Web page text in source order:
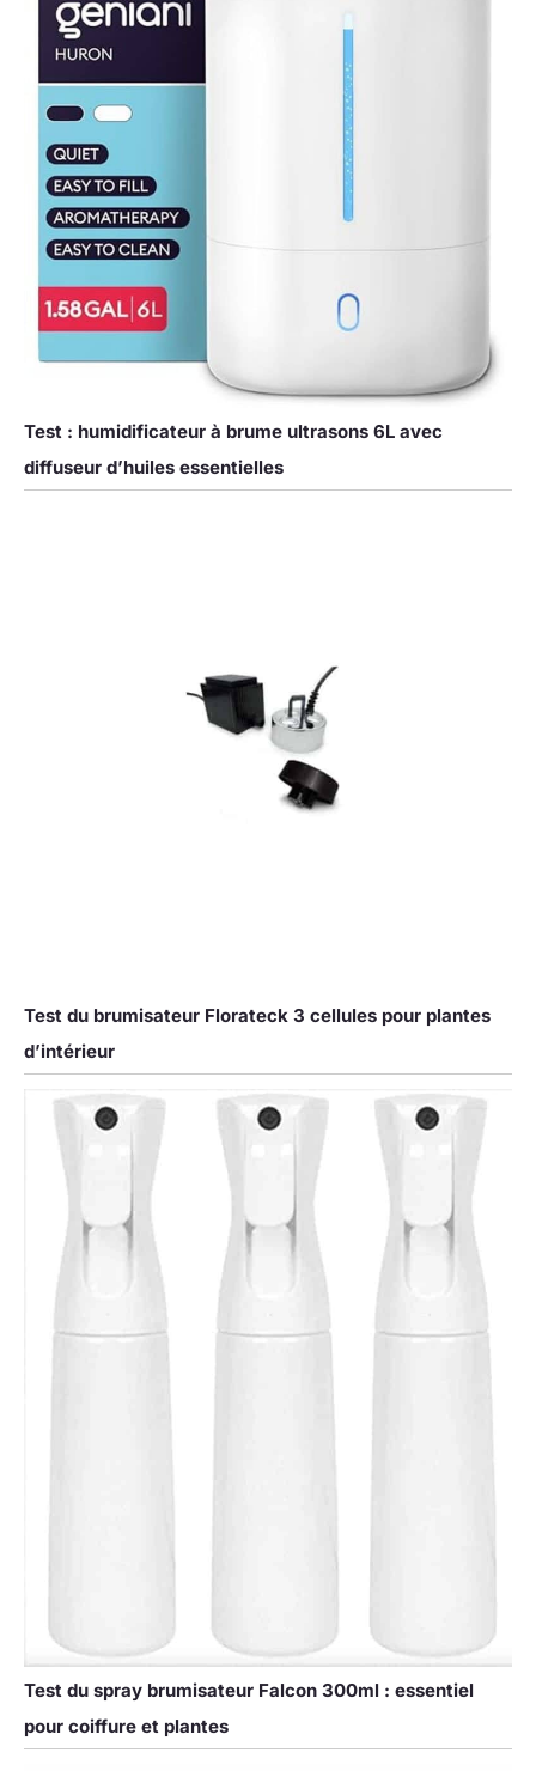
Test : humidificateur à brume ultrasons 6L avec
diffuseur d’huiles essentielles
Test du brumisateur Florateck 3 cellules pour plantes
d’intérieur
Test du spray brumisateur Falcon 300ml : essentiel
pour coiffure et plantes